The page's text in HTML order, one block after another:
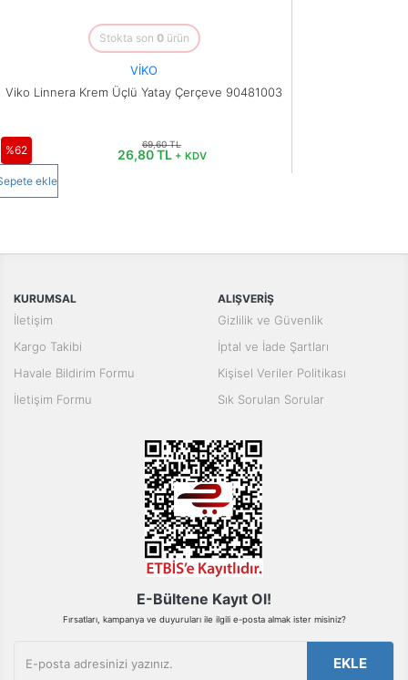
Stokta son 0ürün
VİKO
Viko Linnera Krem Üçlü Yatay Çerçeve 90481003
%62 69,60 TL
26,80 TL + KDV
ekle
KURUMSAL
İletişim
Kargo Takibi
Havale Bildirim Formu
İletişim Formu
ALIŞVERİŞ
Gizlilik ve Güvenlik
İptal ve İade Şartları
Kişisel Veriler Politikası
Sık Sorulan Sorular
E-Bültene Kayıt Ol!
Fırsatları, kampanya ve duyuruları ile ilgili e-posta almak ister misiniz?
EKLE